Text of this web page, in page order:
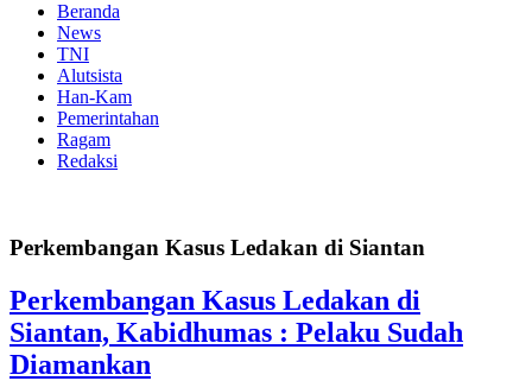
Beranda
News
TNI
Alutsista
Han-Kam
Pemerintahan
Ragam
Redaksi
Perkembangan Kasus Ledakan di Siantan
Perkembangan Kasus Ledakan di
Siantan, Kabidhumas : Pelaku Sudah
Diamankan